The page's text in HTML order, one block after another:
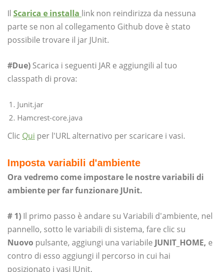
Il Scarica e installa link non reindirizza da nessuna
parte se non al collegamento Github dove è stato
possibile trovare il jar JUnit.
#Due) Scarica i seguenti JAR e aggiungili al tuo
classpath di prova:
Junit.jar
Hamcrest-core.java
Clic Qui per l'URL alternativo per scaricare i vasi.
Imposta variabili d'ambiente
Ora vedremo come impostare le nostre variabili di
ambiente per far funzionare JUnit.
# 1) Il primo passo è andare su Variabili d'ambiente, nel
pannello, sotto le variabili di sistema, fare clic su
Nuovo pulsante, aggiungi una variabile JUNIT_HOME, e
contro di esso aggiungi il percorso in cui hai
posizionato i vasi JUnit.